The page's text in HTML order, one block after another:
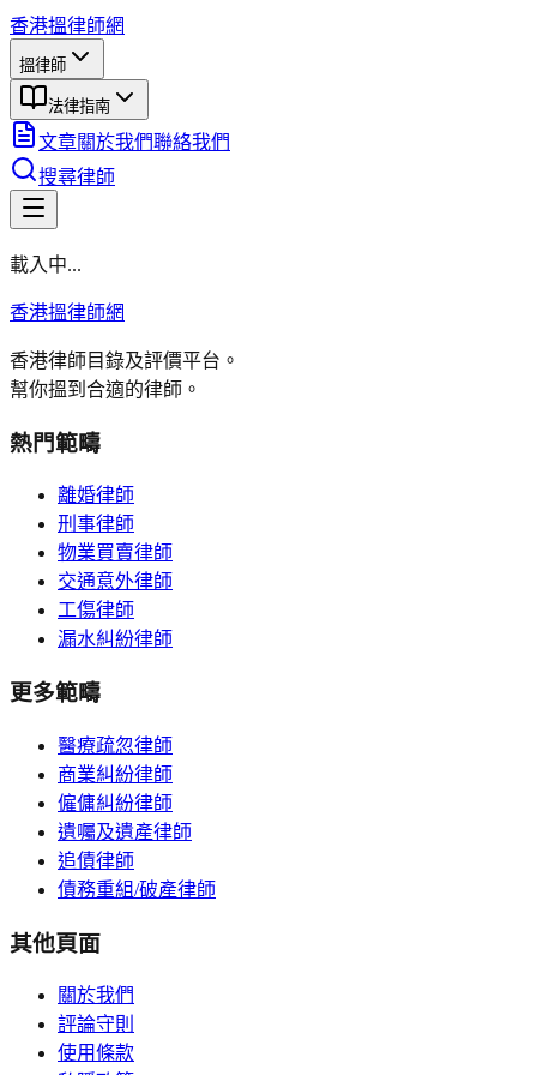
香港搵律師網
搵律師
法律指南
文章關於我們聯絡我們
搜尋律師
載入中...
香港搵律師網
香港律師目錄及評價平台。
幫你搵到合適的律師。
熱門範疇
離婚律師
刑事律師
物業買賣律師
交通意外律師
工傷律師
漏水糾紛律師
更多範疇
醫療疏忽律師
商業糾紛律師
僱傭糾紛律師
遺囑及遺產律師
追債律師
債務重組/破產律師
其他頁面
關於我們
評論守則
使用條款